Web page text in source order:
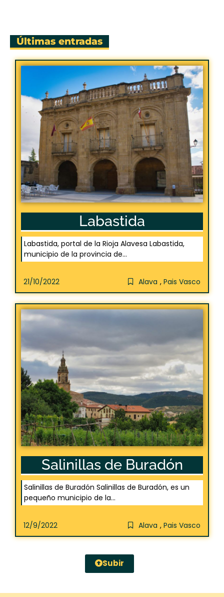
Últimas entradas
Labastida
Labastida, portal de la Rioja Alavesa Labastida,
municipio de la provincia de...
21/10/2022 Alava , Pais Vasco
Salinillas de Buradón
Salinillas de Buradón Salinillas de Buradón, es un
pequeño municipio de la...
12/9/2022 Alava , Pais Vasco
Subir